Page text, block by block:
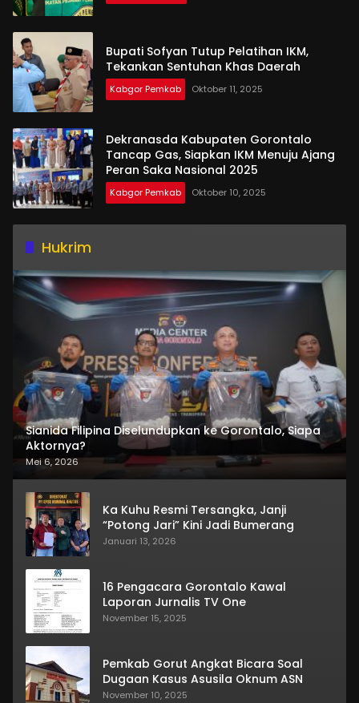
Bupati Sofyan Tutup Pelatihan IKM,
Tekankan Sentuhan Khas Daerah
Kabgor Pemkab Oktober 11, 2025
Dekranasda Kabupaten Gorontalo
Tancap Gas, Siapkan IKM Menuju Ajang
Peran Saka Nasional 2025
Kabgor Pemkab Oktober 10, 2025
Hukrim
Sianida Filipina Diselundupkan ke Gorontalo, Siapa
Aktornya?
Mei 6, 2026
Ka Kuhu Resmi Tersangka, Janji
“Potong Jari” Kini Jadi Bumerang
Januari 13, 2026
16 Pengacara Gorontalo Kawal
Laporan Jurnalis TV One
November 15, 2025
Pemkab Gorut Angkat Bicara Soal
Dugaan Kasus Asusila Oknum ASN
November 10, 2025